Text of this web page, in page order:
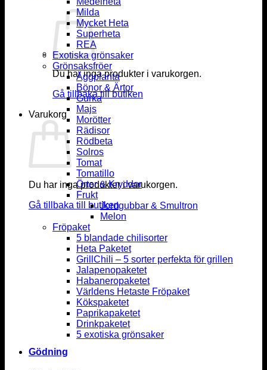
Du har inga produkter i varukorgen.
Gå tillbaka till butiken
Varukorg
Du har inga produkter i varukorgen.
Gå tillbaka till butiken
Milda
Mycket Heta
Superheta
REA
Exotiska grönsaker
Grönsaksfröer
Äggplanta
Bönor & Ärtor
Gurka
Majs
Morötter
Rädisor
Rödbeta
Solros
Tomat
Tomatillo
Örter & Kryddor
Frukt
Jordgubbar & Smultron
Melon
Fröpaket
5 blandade chilisorter
Heta Paketet
GrillChili – 5 sorter perfekta för grillen
Jalapenopaketet
Habaneropaketet
Världens Hetaste Fröpaket
Kökspaketet
Paprikapaketet
Drinkpaketet
5 exotiska grönsaker
Gödning